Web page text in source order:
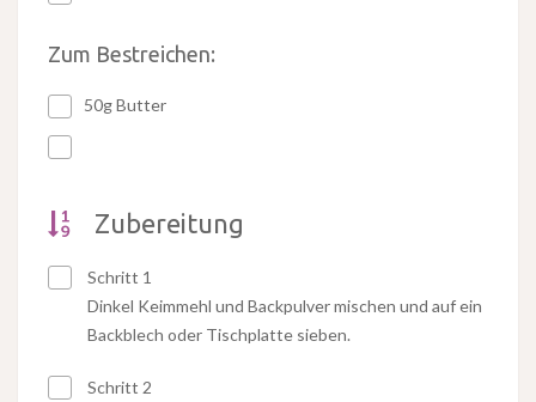
Zum Bestreichen:
50g Butter
Zubereitung
Schritt 1
Dinkel Keimmehl und Backpulver mischen und auf ein
Backblech oder Tischplatte sieben.
Schritt 2